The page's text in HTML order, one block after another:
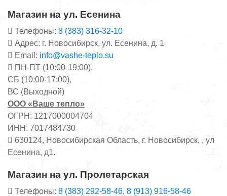
Магазин на ул. Есенина
Телефоны: 8 (383) 316-32-10
Адрес: г. Новосибирск, ул. Есенина, д. 1
Email: info@vashe-teplo.su
ПН-ПТ (10:00-19:00),
СБ (10:00-17:00),
ВС (Выходной)
ООО «Ваше тепло»
ОГРН: 1217000004704
ИНН: 7017484730
630124, Новосибирская Область, г. Новосибирск, , ул
Есенина, д1.
Магазин на ул. Пролетарская
Телефоны: 8 (383) 292-58-46, 8 (913) 916-58-46